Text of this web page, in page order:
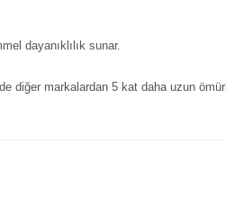
dayanıklılık sunar.
diğer markalardan 5 kat daha uzun